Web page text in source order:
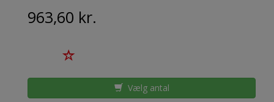
963,60 kr.
Vælg antal